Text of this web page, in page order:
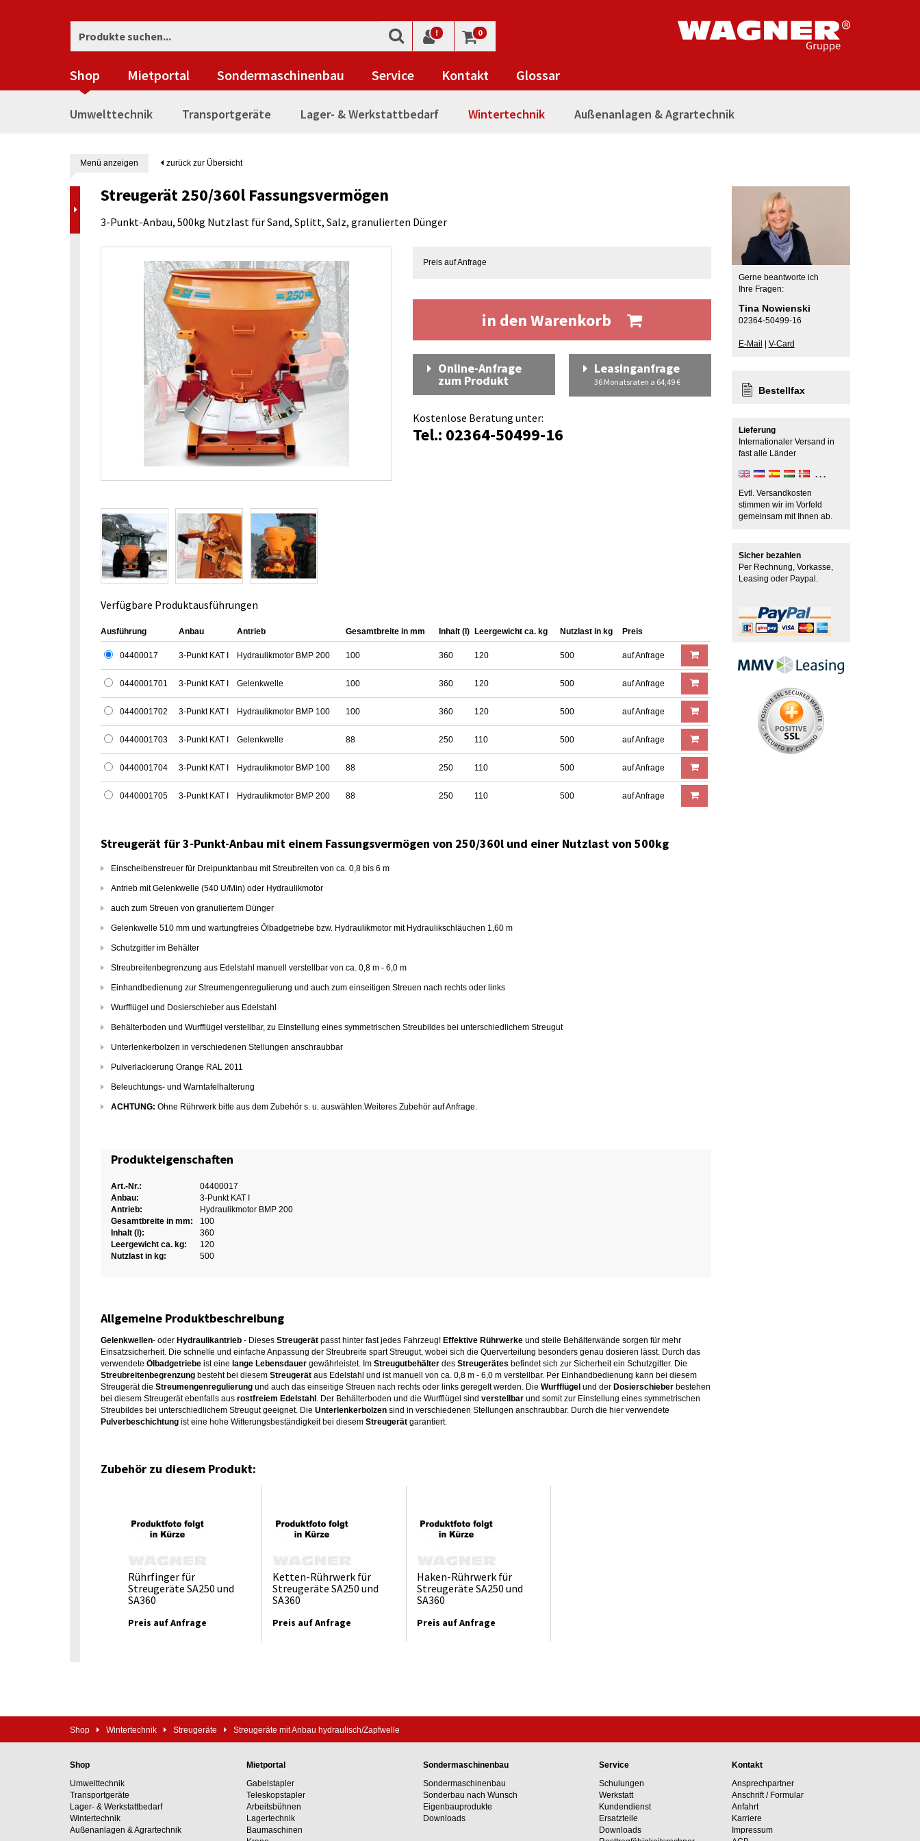
! 0
Shop Mietportal Sondermaschinenbau Service Kontakt Glossar
Umwelttechnik Transportgeräte Lager- & Werkstattbedarf Wintertechnik Außenanlagen & Agrartechnik
Menü anzeigen zurück zur Übersicht
Streugerät 250/360l Fassungsvermögen
3-Punkt-Anbau, 500kg Nutzlast für Sand, Splitt, Salz, granulierten Dünger
Preis auf Anfrage
in den Warenkorb
Online-Anfrage
zum Produkt
Leasinganfrage
36 Monatsraten a 64,49 €
Kostenlose Beratung unter:
Tel.: 02364-50499-16
Verfügbare Produktausführungen
Ausführung Anbau Antrieb Gesamtbreite in mm Inhalt (l) Leergewicht ca. kg Nutzlast in kg Preis
04400017 3-Punkt KAT I Hydraulikmotor BMP 200 100 360 120 500 auf Anfrage
0440001701 3-Punkt KAT I Gelenkwelle 100 360 120 500 auf Anfrage
0440001702 3-Punkt KAT I Hydraulikmotor BMP 100 100 360 120 500 auf Anfrage
0440001703 3-Punkt KAT I Gelenkwelle 88 250 110 500 auf Anfrage
0440001704 3-Punkt KAT I Hydraulikmotor BMP 100 88 250 110 500 auf Anfrage
0440001705 3-Punkt KAT I Hydraulikmotor BMP 200 88 250 110 500 auf Anfrage
Streugerät für 3-Punkt-Anbau mit einem Fassungsvermögen von 250/360l und einer Nutzlast von 500kg
Einscheibenstreuer für Dreipunktanbau mit Streubreiten von ca. 0,8 bis 6 m
Antrieb mit Gelenkwelle (540 U/Min) oder Hydraulikmotor
auch zum Streuen von granuliertem Dünger
Gelenkwelle 510 mm und wartungfreies Ölbadgetriebe bzw. Hydraulikmotor mit Hydraulikschläuchen 1,60 m
Schutzgitter im Behälter
Streubreitenbegrenzung aus Edelstahl manuell verstellbar von ca. 0,8 m - 6,0 m
Einhandbedienung zur Streumengenregulierung und auch zum einseitigen Streuen nach rechts oder links
Wurfflügel und Dosierschieber aus Edelstahl
Behälterboden und Wurfflügel verstellbar, zu Einstellung eines symmetrischen Streubildes bei unterschiedlichem Streugut
Unterlenkerbolzen in verschiedenen Stellungen anschraubbar
Pulverlackierung Orange RAL 2011
Beleuchtungs- und Warntafelhalterung
ACHTUNG: Ohne Rührwerk bitte aus dem Zubehör s. u. auswählen.Weiteres Zubehör auf Anfrage.
Produkteigenschaften
Art.-Nr.:
04400017
Anbau:
3-Punkt KAT I
Antrieb:
Hydraulikmotor BMP 200
Gesamtbreite in mm:
100
Inhalt (l):
360
Leergewicht ca. kg:
120
Nutzlast in kg:
500
Allgemeine Produktbeschreibung
Gelenkwellen- oder Hydraulikantrieb - Dieses Streugerät passt hinter fast jedes Fahrzeug! Effektive Rührwerke und steile Behälterwände sorgen für mehr
Einsatzsicherheit. Die schnelle und einfache Anpassung der Streubreite spart Streugut, wobei sich die Querverteilung besonders genau dosieren lässt. Durch das
verwendete Ölbadgetriebe ist eine lange Lebensdauer gewährleistet. Im Streugutbehälter des Streugerätes befindet sich zur Sicherheit ein Schutzgitter. Die
Streubreitenbegrenzung besteht bei diesem Streugerät aus Edelstahl und ist manuell von ca. 0,8 m - 6,0 m verstellbar. Per Einhandbedienung kann bei diesem
Streugerät die Streumengenregulierung und auch das einseitige Streuen nach rechts oder links geregelt werden. Die Wurfflügel und der Dosierschieber bestehen
bei diesem Streugerät ebenfalls aus rostfreiem Edelstahl . Der Behälterboden und die Wurfflügel sind verstellbar und somit zur Einstellung eines symmetrischen
Streubildes bei unterschiedlichem Streugut geeignet. Die Unterlenkerbolzen sind in verschiedenen Stellungen anschraubbar. Durch die hier verwendete
Pulverbeschichtung ist eine hohe Witterungsbeständigkeit bei diesem Streugerät garantiert.
Zubehör zu diesem Produkt:
Rührfinger für
Streugeräte SA250 und
SA360
Preis auf Anfrage
Ketten-Rührwerk für
Streugeräte SA250 und
SA360
Preis auf Anfrage
Haken-Rührwerk für
Streugeräte SA250 und
SA360
Preis auf Anfrage
Gerne beantworte ich
Ihre Fragen:
Tina Nowienski
02364-50499-16
E-Mail V-Card
Bestellfax
Lieferung
Internationaler Versand in
fast alle Länder
Evtl. Versandkosten
stimmen wir im Vorfeld
gemeinsam mit Ihnen ab.
Sicher bezahlen
Per Rechnung, Vorkasse,
Leasing oder Paypal.
Shop Wintertechnik Streugeräte Streugeräte mit Anbau hydraulisch/Zapfwelle
Shop
Umwelttechnik
Transportgeräte
Lager- & Werkstattbedarf
Wintertechnik
Außenanlagen & Agrartechnik
Mietportal
Gabelstapler
Teleskopstapler
Arbeitsbühnen
Lagertechnik
Baumaschinen
Sondermaschinenbau
Sondermaschinenbau
Sonderbau nach Wunsch
Eigenbauprodukte
Downloads
Service
Schulungen
Werkstatt
Kundendienst
Ersatzteile
Downloads
Kontakt
Ansprechpartner
Anschrift / Formular
Anfahrt
Karriere
Impressum